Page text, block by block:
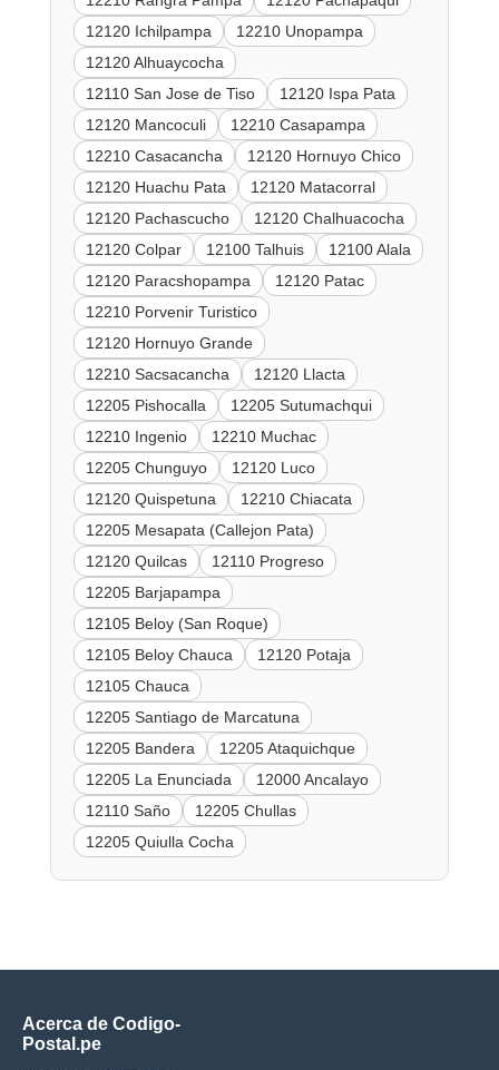
12120 Ichilpampa
12210 Unopampa
12120 Alhuaycocha
12110 San Jose de Tiso
12120 Ispa Pata
12120 Mancoculi
12210 Casapampa
12210 Casacancha
12120 Hornuyo Chico
12120 Huachu Pata
12120 Matacorral
12120 Pachascucho
12120 Chalhuacocha
12120 Colpar
12100 Talhuis
12100 Alala
12120 Paracshopampa
12120 Patac
12210 Porvenir Turistico
12120 Hornuyo Grande
12210 Sacsacancha
12120 Llacta
12205 Pishocalla
12205 Sutumachqui
12210 Ingenio
12210 Muchac
12205 Chunguyo
12120 Luco
12120 Quispetuna
12210 Chiacata
12205 Mesapata (Callejon Pata)
12120 Quilcas
12110 Progreso
12205 Barjapampa
12105 Beloy (San Roque)
12105 Beloy Chauca
12120 Potaja
12105 Chauca
12205 Santiago de Marcatuna
12205 Bandera
12205 Ataquichque
12205 La Enunciada
12000 Ancalayo
12110 Saño
12205 Chullas
12205 Quiulla Cocha
Acerca de Codigo-
Postal.pe